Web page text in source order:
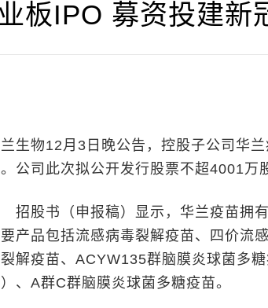
板IPO 募资投建新
生物12月3日晚公告，控股子公司华
公司此次拟公开发行股票不超4001万
股书（申报稿）显示，华兰疫苗拥有
产品包括流感病毒裂解疫苗、四价流
解疫苗、ACYW135群脑膜炎球菌多
、A群C群脑膜炎球菌多糖疫苗。